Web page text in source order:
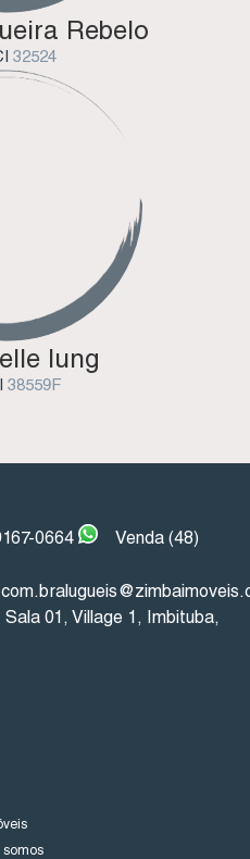
Rebelo
32524
Iung
38559F
0664
Venda (48)
Sala 01, Village 1, Imbituba,
somos